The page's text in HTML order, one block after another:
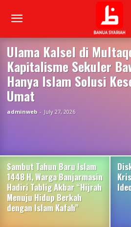
Ulama Kalsel di
Kapitalisme Sekuler
Hanya Islam Solusi
Umat
adminweb - July 27, 2026
Sambut Tahun Baru Islam
1448 H, Warga Banjarmasin
Hadiri Tablig Akbar “Hijrah
Menuju Hidup Berkah
dengan Islam Kafah”